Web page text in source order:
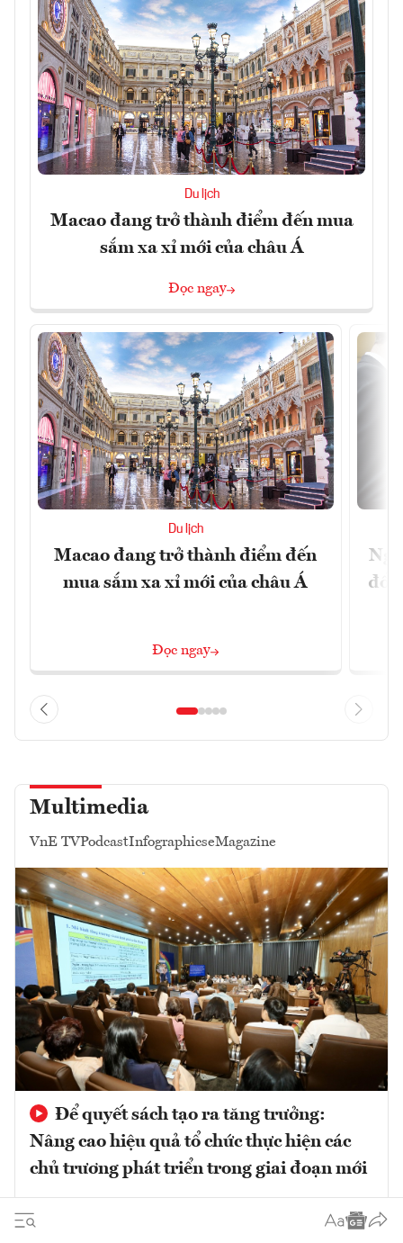
Du lịch
Macao đang trở thành điểm đến mua
sắm xa xỉ mới của châu Á
Đọc ngay
Du lịch
Macao đang trở thành điểm đến
mua sắm xa xỉ mới của châu Á
Đọc ngay
đổi
Multimedia
VnE TVPodcastInfographicseMagazine
Để quyết sách tạo ra tăng trưởng:
Nâng cao hiệu quả tổ chức thực hiện các
chủ trương phát triển trong giai đoạn mới